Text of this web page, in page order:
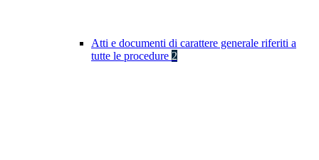
Atti e documenti di carattere generale riferiti a
tutte le procedure 2